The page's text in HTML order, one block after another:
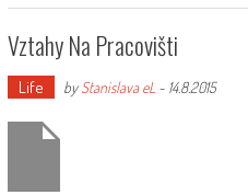
Vztahy Na Pracovišti
Life byStanislava eL - 14.8.2015